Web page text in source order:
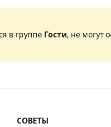
в группе Гости, не могут
СОВЕТЫ